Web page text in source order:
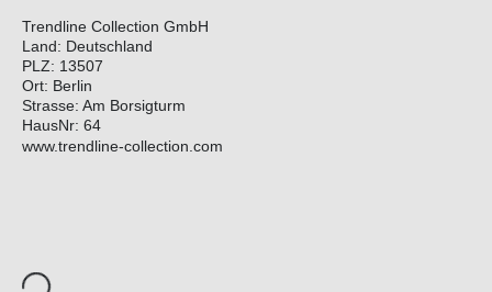
Trendline Collection GmbH
Land: Deutschland
PLZ: 13507
Ort: Berlin
Strasse: Am Borsigturm
HausNr: 64
www.trendline-collection.com